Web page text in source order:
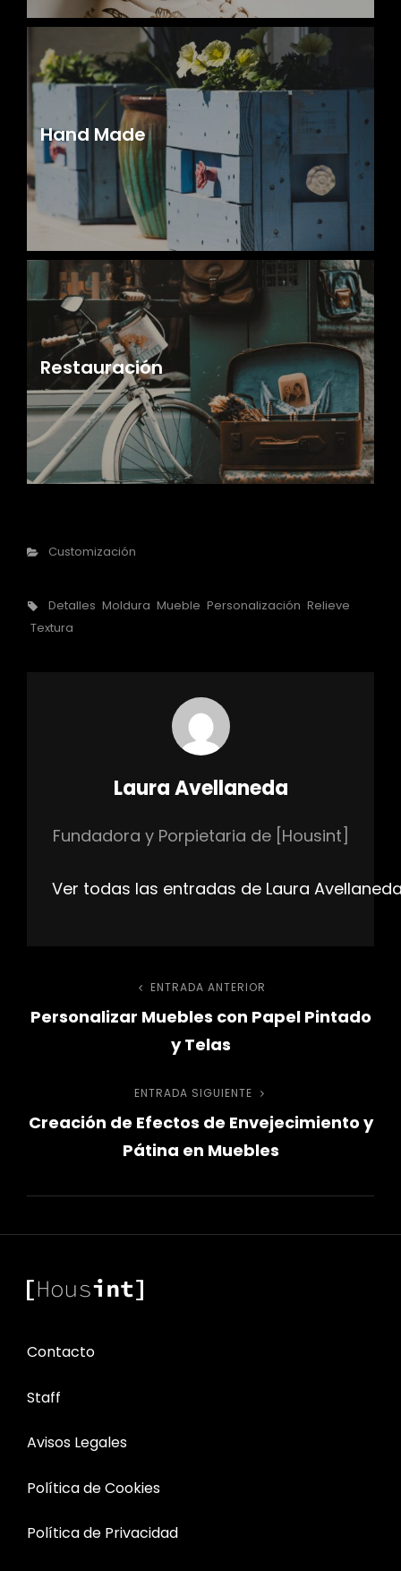
Hand Made
Restauración
Categorías
Customización
Etiquetas,
Detalles Moldura Mueble Personalización Relieve
Textura
Autor:
Laura Avellaneda
Fundadora y Porpietaria de [Housint]
Ver todas las entradas de Laura
Navegación
entradas
Entrada
anterior
ENTRADA ANTERIOR
Personalizar Muebles con Papel Pintado
y Telas
Entrada
siguiente
ENTRADA SIGUIENTE
Creación de Efectos de Envejecimiento y
Pátina en Muebles
Contacto
Staff
Avisos Legales
Política de Cookies
Política de Privacidad